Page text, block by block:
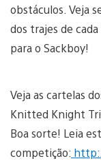
obstáculos. Veja
dos trajes de
para o Sackboy!
Veja as cartelas
Knitted Knight
Boa sorte! Leia
competição: